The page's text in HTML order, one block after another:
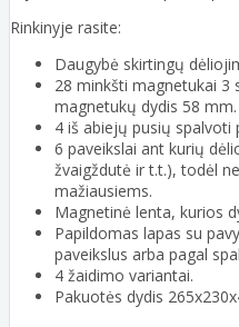
Rinkinyje rasite:
Daugybė skirtingų
28 minkšti magnetukai
magnetukų dydis 58 mm.
4 iš abiejų pusių spalvoti
6 paveikslai ant kurių
žvaigždutė ir t.t.), todėl
mažiausiems.
Magnetinė lenta, kurios
Papildomas lapas su
paveikslus arba pagal
4 žaidimo variantai.
Pakuotės dydis